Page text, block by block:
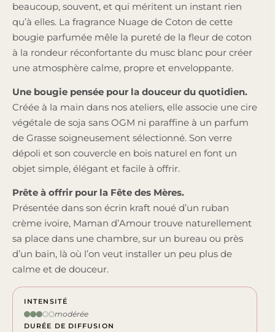
beaucoup, souvent, et qui méritent un instant rien
qu’à elles. La fragrance Nuage de Coton de cette
bougie parfumée mêle la pureté de la fleur de coton
à la rondeur réconfortante du musc blanc pour créer
une atmosphère calme, propre et enveloppante.
Une bougie pensée pour la douceur du quotidien.
Créée à la main dans nos ateliers, elle associe une cire
végétale de soja sans OGM ni paraffine à un parfum
de Grasse soigneusement sélectionné. Son verre
dépoli et son couvercle en bois naturel en font un
objet simple, élégant et facile à offrir.
Prête à offrir pour la Fête des Mères.
Présentée dans son écrin kraft noué d’un ruban
crème ivoire, Maman d’Amour trouve naturellement
sa place dans une chambre, sur un bureau ou près
d’un bain, là où l’on veut installer un peu plus de
calme et de douceur.
INTENSITÉ
modérée
DURÉE DE DIFFUSION